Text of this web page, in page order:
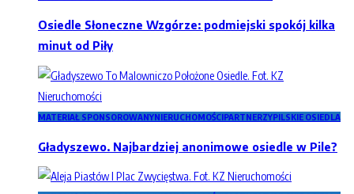
Osiedle Słoneczne Wzgórze: podmiejski spokój kilka
minut od Piły
MATERIAŁ SPONSOROWANYNIERUCHOMOŚCIPARTNERZYPILSKIE OSIEDLA
Gładyszewo. Najbardziej anonimowe osiedle w Pile?